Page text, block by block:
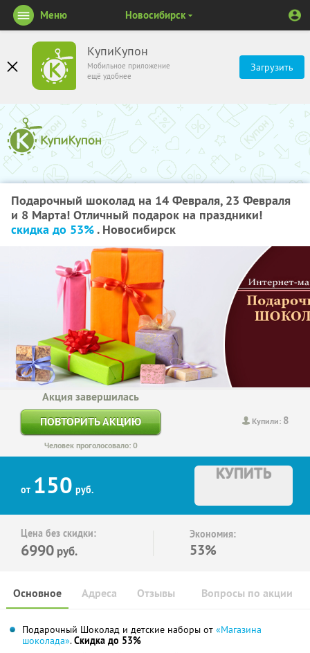
КупиКупон
Мобильное приложение
ещё удобнее
Загрузить
Меню Новосибирск
Подарочный шоколад на 14 Февраля, 23 Февраля
и 8 Марта! Отличный подарок на праздники!
скидка до 53%. Новосибирск
Купили: 8
Акция завершилась
ПОВТОРИТЬ АКЦИЮ
Человек проголосовало: 0
от 150 руб.
КУПИТЬ
Цена без скидки:
6990 руб.
Экономия:
53%
Основное Отзывы Вопросы по акции
Адреса
Подарочный Шоколад и детские наборы от «Магазина
шоколада».Скидка до 53%